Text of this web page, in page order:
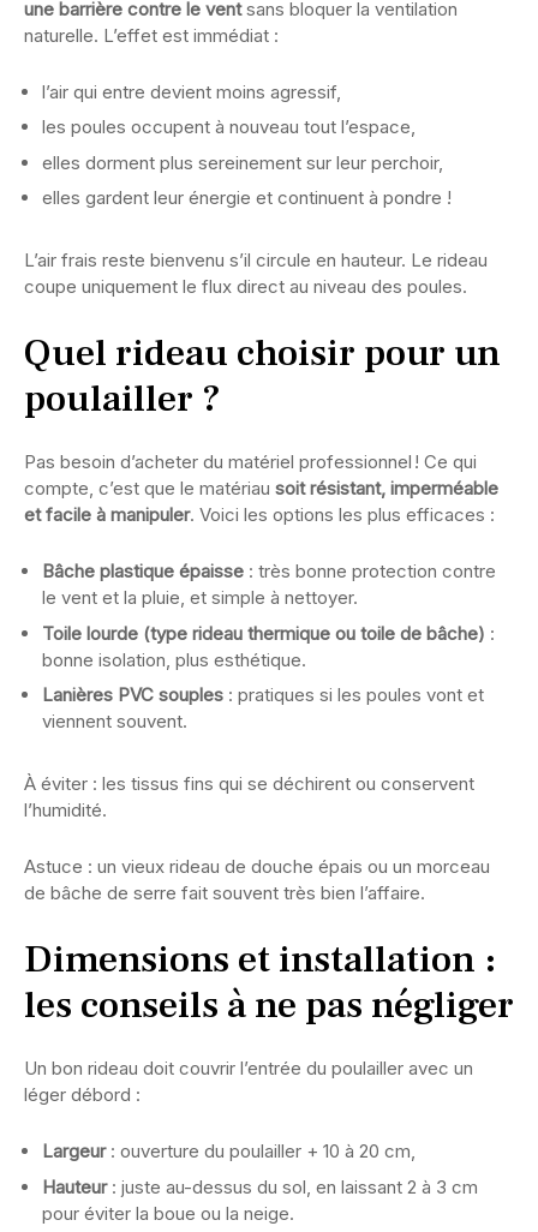
une barrière contre le ventsans bloquer la ventilation
naturelle. L’effet est immédiat :
l’air qui entre devient moins agressif,
les poules occupent à nouveau tout l’espace,
elles dorment plus sereinement sur leur perchoir,
elles gardent leur énergie et continuent à pondre !
L’air frais reste bienvenu s’il circule en hauteur. Le rideau
coupe uniquement le flux direct au niveau des poules.
Quel rideau choisir pour un
poulailler ?
Pas besoin d’acheter du matériel professionnel ! Ce qui
compte, c’est que le matériau soit résistant, imperméable
et facile à manipuler. Voici les options les plus efficaces :
Bâche plastique épaisse : très bonne protection contre
le vent et la pluie, et simple à nettoyer.
Toile lourde (type rideau thermique ou toile de bâche) :
bonne isolation, plus esthétique.
Lanières PVC souples : pratiques si les poules vont et
viennent souvent.
À éviter : les tissus fins qui se déchirent ou conservent
l’humidité.
Astuce : un vieux rideau de douche épais ou un morceau
de bâche de serre fait souvent très bien l’affaire.
Dimensions et installation :
les conseils à ne pas négliger
Un bon rideau doit couvrir l’entrée du poulailler avec un
léger débord :
Largeur: ouverture du poulailler + 10 à 20 cm,
Hauteur: juste au-dessus du sol, en laissant 2 à 3 cm
pour éviter la boue ou la neige.